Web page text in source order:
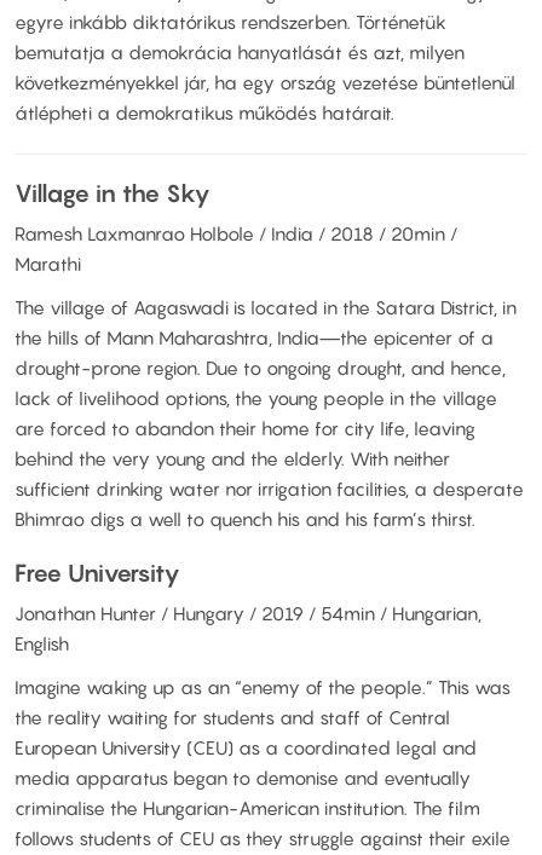
egyre inkább diktatórikus rendszerben. Történetük
bemutatja a demokrácia hanyatlását és azt, milyen
következményekkel jár, ha egy ország vezetése büntetlenül
átlépheti a demokratikus működés határait.
Village in the Sky
Ramesh Laxmanrao Holbole / India / 2018 / 20min /
Marathi
The village of Aagaswadi is located in the Satara District, in
the hills of Mann Maharashtra, India—the epicenter of a
drought-prone region. Due to ongoing drought, and hence,
lack of livelihood options, the young people in the village
are forced to abandon their home for city life, leaving
behind the very young and the elderly. With neither
sufficient drinking water nor irrigation facilities, a desperate
Bhimrao digs a well to quench his and his farm’s thirst.
Free University
Jonathan Hunter / Hungary / 2019 / 54min / Hungarian,
English
Imagine waking up as an “enemy of the people.” This was
the reality waiting for students and staff of Central
European University (CEU) as a coordinated legal and
media apparatus began to demonise and eventually
criminalise the Hungarian-American institution. The film
follows students of CEU as they struggle against their exile